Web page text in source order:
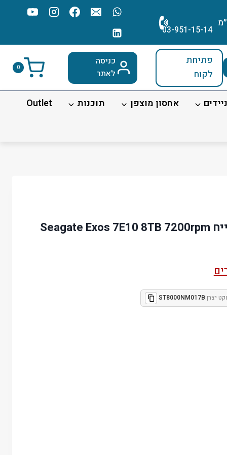
03-951-15-14
פתיחת
לקוח
כניסה
לאתר
0
אחסון מוצפן תוכנות
Outlet
דיסק קשיח פנימי לנייח Seagate Exos 7E10 8TB 7200rpm
יצרן:ST8000NM017B